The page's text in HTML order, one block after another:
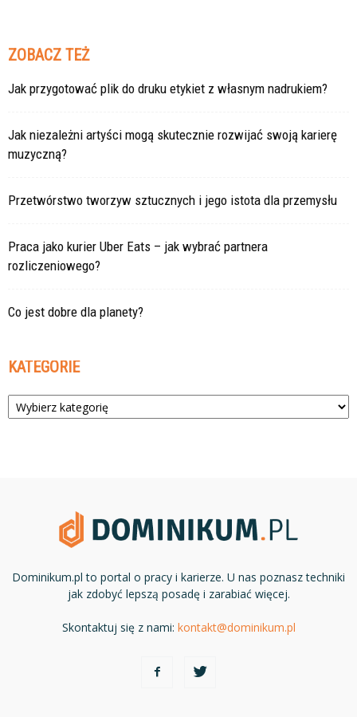
ZOBACZ TEŻ
Jak przygotować plik do druku etykiet z własnym nadrukiem?
Jak niezależni artyści mogą skutecznie rozwijać swoją karierę
muzyczną?
Przetwórstwo tworzyw sztucznych i jego istota dla przemysłu
Praca jako kurier Uber Eats – jak wybrać partnera
rozliczeniowego?
Co jest dobre dla planety?
KATEGORIE
Kategorie
Dominikum.pl to portal o pracy i karierze. U nas poznasz techniki
jak zdobyć lepszą posadę i zarabiać więcej.
Skontaktuj się z nami: kontakt@dominikum.pl